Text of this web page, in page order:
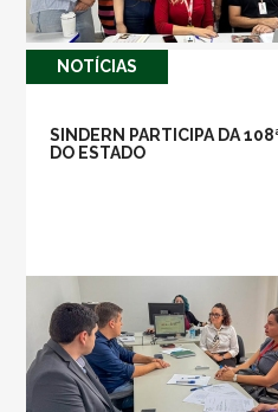
NOTÍ­CIAS
SINDERN PARTICIPA DA
DO ESTADO